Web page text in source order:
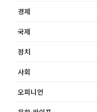
경제
국제
정치
사회
오피니언